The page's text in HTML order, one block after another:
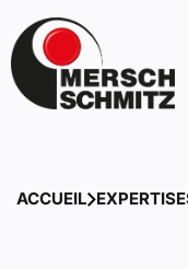
ACCUEIL